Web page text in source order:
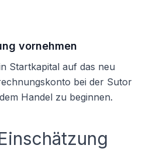
vornehmen
Startkapital auf das neu
bei der Sutor
Handel zu beginnen.